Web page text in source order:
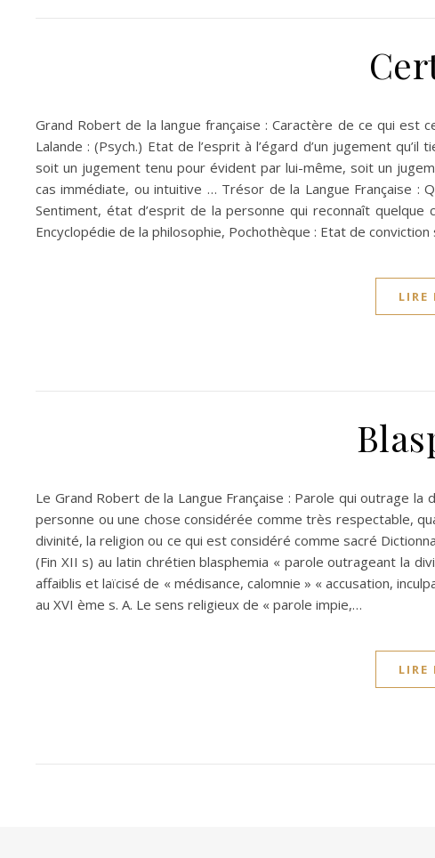
Grand Robert de la langue française : Caractère de ce qui est
Lalande : (Psych.) Etat de l’esprit à l’égard d’un jugement
soit un jugement tenu pour évident par lui-même, soit un
cas immédiate, ou intuitive … Trésor de la Langue Française :
Sentiment, état d’esprit de la personne qui reconnaît
Encyclopédie de la philosophie, Pochothèque : Etat de
LIRE
Le Grand Robert de la Langue Française : Parole qui outrage
personne ou une chose considérée comme très respectable,
divinité, la religion ou ce qui est considéré comme sacré
(Fin XII s) au latin chrétien blasphemia « parole outrageant la
affaiblis et laïcisé de « médisance, calomnie » « accusation,
au XVI ème s. A. Le sens religieux de « parole impie,…
LIRE